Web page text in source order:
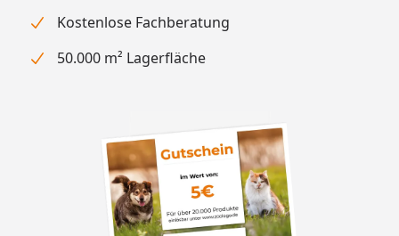
Kostenlose Fachberatung
50.000 m² Lagerfläche